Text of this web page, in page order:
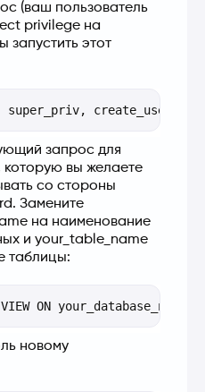
(ваш пользователь
privilege на
запустить этот
запрос для
вы желаете
со стороны
Замените
на наименование
и your_table_name
таблицы:
новому